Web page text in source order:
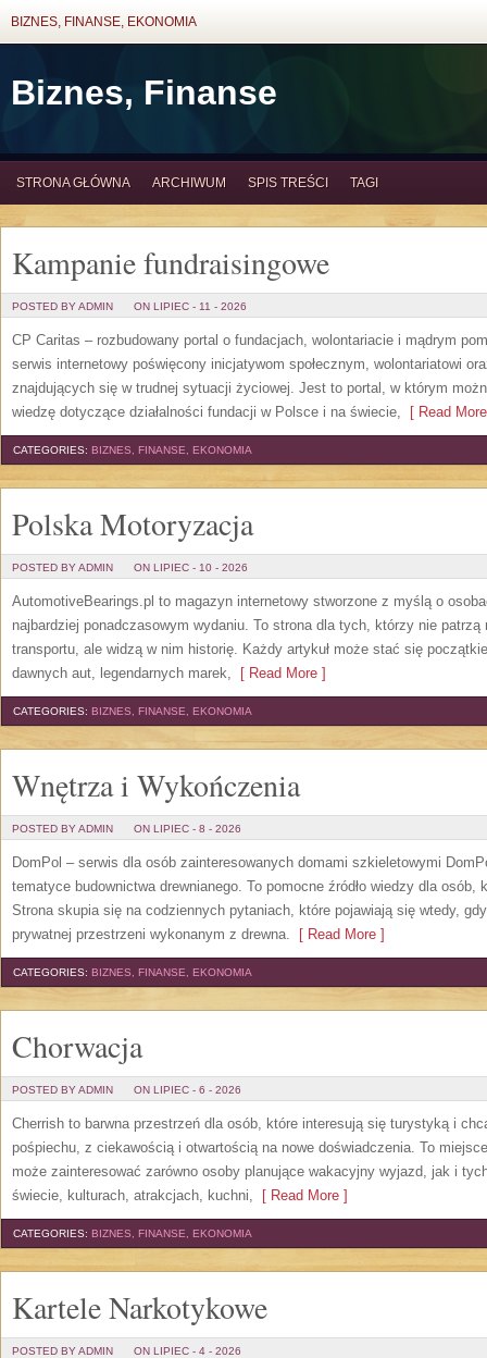
BIZNES, FINANSE, EKONOMIA
Biznes, Finanse
STRONA GŁÓWNA ARCHIWUM SPIS TREŚCI TAGI
Kampanie fundraisingowe
POSTED BY ADMIN ON LIPIEC - 11 - 2026
CP Caritas – rozbudowany portal o fundacjach, wolontariacie i mądrym
serwis internetowy poświęcony inicjatywom społecznym, wolontariatowi
znajdujących się w trudnej sytuacji życiowej. Jest to portal, w którym
wiedzę dotyczące działalności fundacji w Polsce i na świecie, [ Read
CATEGORIES: BIZNES, FINANSE, EKONOMIA
Polska Motoryzacja
POSTED BY ADMIN ON LIPIEC - 10 - 2026
AutomotiveBearings.pl to magazyn internetowy stworzone z myślą o
najbardziej ponadczasowym wydaniu. To strona dla tych, którzy nie patrzą
transportu, ale widzą w nim historię. Każdy artykuł może stać się
dawnych aut, legendarnych marek, [ Read More ]
CATEGORIES: BIZNES, FINANSE, EKONOMIA
Wnętrza i Wykończenia
POSTED BY ADMIN ON LIPIEC - 8 - 2026
DomPol – serwis dla osób zainteresowanych domami szkieletowymi
tematyce budownictwa drewnianego. To pomocne źródło wiedzy dla
Strona skupia się na codziennych pytaniach, które pojawiają się wtedy,
prywatnej przestrzeni wykonanym z drewna. [ Read More ]
CATEGORIES: BIZNES, FINANSE, EKONOMIA
Chorwacja
POSTED BY ADMIN ON LIPIEC - 6 - 2026
Cherrish to barwna przestrzeń dla osób, które interesują się turystyką i
pośpiechu, z ciekawością i otwartością na nowe doświadczenia. To
może zainteresować zarówno osoby planujące wakacyjny wyjazd, jak i
świecie, kulturach, atrakcjach, kuchni, [ Read More ]
CATEGORIES: BIZNES, FINANSE, EKONOMIA
Kartele Narkotykowe
POSTED BY ADMIN ON LIPIEC - 4 - 2026